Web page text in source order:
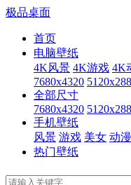
极品桌面
首页
电脑壁纸
4K风景 4K游戏 4K
7680x4320
全部尺寸
7680x4320
手机壁纸
风景 游戏 美女 动漫
热门壁纸